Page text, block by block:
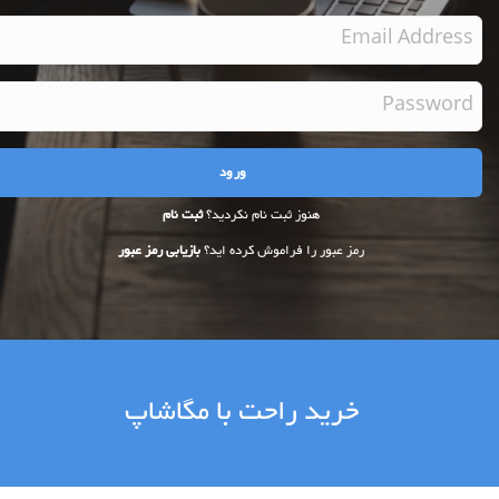
هنوز ثبت نام نکردید؟ثبت نام
رمز عبور را فراموش کرده اید؟بازیابی رمز عبور
خرید راحت با مگاشاپ